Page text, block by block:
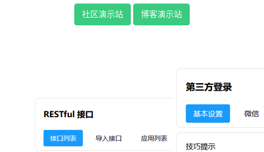
社区演示站 博客演示站